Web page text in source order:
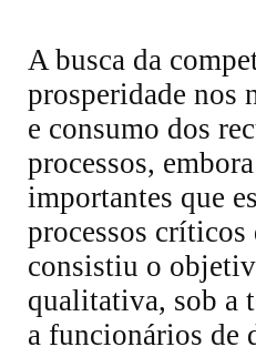
A busca da
prosperidade nos
e consumo dos
processos,
importantes que
processos
consistiu o
qualitativa, sob a
a funcionários de